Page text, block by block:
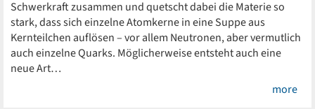
Schwerkraft zusammen und quetscht dabei die Materie so
stark, dass sich einzelne Atomkerne in eine Suppe aus
Kernteilchen auflösen – vor allem Neutronen, aber vermutlich
auch einzelne Quarks. Möglicherweise entsteht auch eine
neue Art…
more